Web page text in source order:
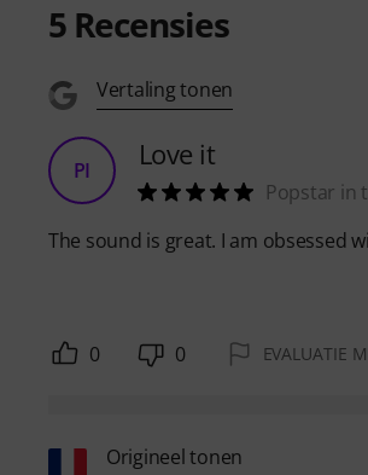
5 Recensies
Vertaling tonen
PI Love it
Popstar in
The sound is great. I am obsessed
0 0 EVALUATIE
Origineel tonen